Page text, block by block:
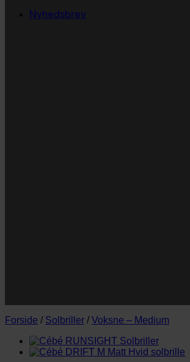
Nyhedsbrev
Forside / Solbriller / Voksne – Medium